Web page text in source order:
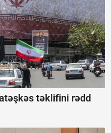
təklifini rədd